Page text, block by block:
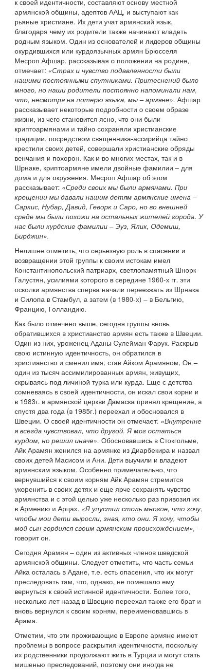
к своей идентичности, составляют основу местной
армянской общины, адептов ААЦ, и выступают как
рьяные христиане. Их дети учат армянский язык,
благодаря чему их родители также начинают владеть
родным языком. Один из основателей и лидеров общины
окурдившихся или курдоязычных армян Брюсселя
Месроп Афшар, рассказывая о положении на родине,
отмечает: «Страх и чувство подавленности были
нашими постоянными спутниками. Притеснений было
много, но наши родители постоянно напоминали нам,
что, несмотря на потерю языка, мы – армяне». Афшар
рассказывает некоторые подробности о своем образе
жизни, из чего становится ясно, что они были
криптоармянами и тайно сохраняли христианские
традиции, посредством священника-ассирийца тайно
крестили своих детей, совершали христианские обряды
венчания и похорон. Как и во многих местах, так и в
Шрнаке, криптоармяне имели двойные фамилии – для
дома и для окружения. Месроп Афшар об этом
рассказывает: «Среди своих мы были армянами. При
крещении мы давали нашим детям армянские имена –
Саркис, Нубар, Давид, Геворк и Саро, но во внешней
среде мы были похожи на остальных жителей города. У
нас были курдские фамилии – Эуз, Ялик, Одемиш,
Бирджин».
Нелишне отметить, что серьезную роль в спасении и
возвращении этой группы к своим истокам имел
Константинопольский патриарх, светлопамятный Шнорк
Галустян, усилиями которого в середине 1960-х гг. эти
осколки армянства сперва начали переезжать из Шрнака
и Силопа в Стамбул, а затем (в 1980-х) – в Бельгию,
Францию, Голландию.
Как было отмечено выше, сегодня группы вновь
обратившихся в христианство армян есть также в Швеции.
Один из них, уроженец Аданы Сулейман Фарук. Раскрыв
свою истинную идентичность, он обратился в
христианство и сменил имя, став Айком Арамяном, Он –
один из тысяч ассимилированных армян, живущих,
скрываясь под личиной турка или курда. Еще с детства
сомневаясь в своей идентичности, он искал свои корни и
в 1983г. в армянской церкви Дамаска принял крещение, а
спустя два года (в 1985г.) переехал и обосновался в
Швеции. О своей идентичности он отмечает: «Внутренне
я всегда чувствовал, что другой. Я мог остаться
курдом, но решил иначе». Обосновавшись в Стокгольме,
Айк Арамян женился на армянке из Диарбекира и назвал
своих детей Масисом и Ани. Дети выучили и владеют
армянским языком. Особенно примечательно, что
вернувшийся к своим корням Айк Арамян стремится
укоренить в своих детях и еще ярче сохранять чувство
армянства и с этой целью уже несколько раз привозил их
в Армению и Арцах. «Я упустил столь многое, что хочу,
чтобы мои дети выросли, зная, кто они. Я хочу, чтобы
мой сын гордился своим армянским происхождением», –
говорит он.
Сегодня Арамян – один из активных членов шведской
армянской общины. Следует отметить, что часть семьи
Айка осталась в Адане, т.е. есть опасения, что их могут
преследовать там, что, однако, не помешало ему
вернуться к своей истинной идентичности. Более того,
несколько лет назад в Швецию переехал также его брат и
вновь вернулся к своим корням, переименовавшись в
Арама.
Отметим, что эти проживающие в Европе армяне имеют
проблемы в вопросе раскрытия идентичности, поскольку
их родственники продолжают жить в Турции и могут стать
мишенью преследований, поэтому они иногда не